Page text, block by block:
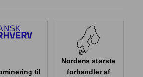
til
Nordens største
forhandler af